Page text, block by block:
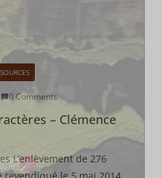
0 Comments
– Clémence
L’enlèvement de 276